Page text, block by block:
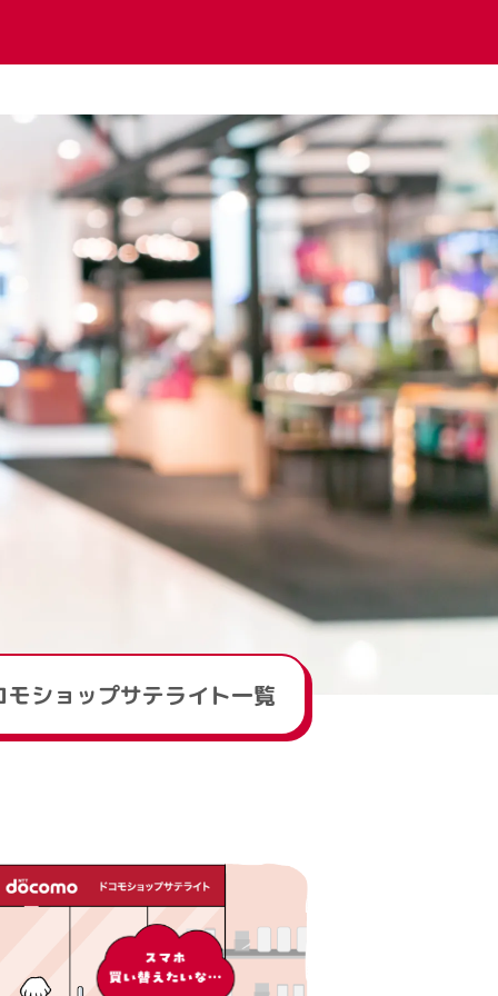
モショップサテライト一覧